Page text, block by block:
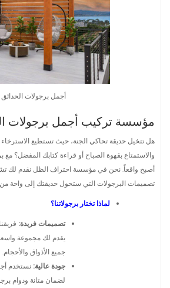
أجمل برجولات
مؤسسة تركيب أجمل برجولات
هل تتخيل حديقة تحاكي الجنة، حيث تستطيع
والاستمتاع بقهوة الصباح أو قراءة كتابك المفضل؟ مع
أصبح واقعاً. نحن في مؤسسة احتراف الظل نقدم لك
تصميمات البرجولات التي ستحول حديقتك إلى واحة من
لماذا تختار برجولاتنا؟
تصميمات فريدة:
يقدم لك مجموعة
جميع الأذواق والأحجام.
جودة عالية: نستخدم
لضمان متانة ودوام